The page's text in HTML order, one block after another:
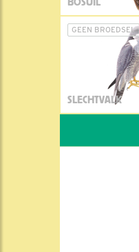
GEEN BROEDSEL
SLECHTVALK